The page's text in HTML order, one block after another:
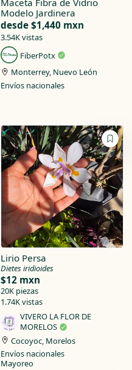
Maceta Fibra de Vidrio
Modelo Jardinera
desde $1,440 mxn
3.54K vistas
FiberPotx
Monterrey, Nuevo León
Envíos nacionales
Lirio Persa
Dietes iridioides
$12 mxn
20K piezas
1.74K vistas
VIVERO LA FLOR DE
MORELOS
Cocoyoc, Morelos
Envíos nacionales
Mayoreo